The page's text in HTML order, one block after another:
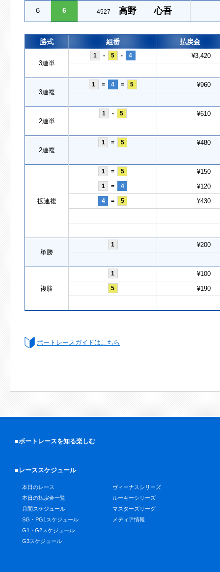
６ 6 4527 高野 心吾
勝式 組番 払戻金
3連単
1 - 5 - 4 ¥3,420
3連複
1 = 4 = 5 ¥960
2連単
1 - 5 ¥610
2連複
1 = 5 ¥480
拡連複
1 = 5 ¥150
1 = 4 ¥120
4 = 5 ¥430
単勝
1 ¥200
複勝
1 ¥100
5 ¥190
ボートレースガイドはこちら
■ボートレースを知る楽しむ
■レーススケジュール
本日のレース
本日の払戻金一覧
月間スケジュール
SG・PG1スケジュール
G1・G2スケジュール
G3スケジュール
ヴィーナスシリーズ
ルーキーシリーズ
マスターズリーグ
メディア情報